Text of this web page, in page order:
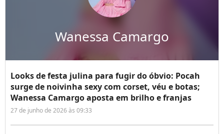
Wanessa Camargo
Looks de festa julina para fugir do óbvio: Pocah
surge de noivinha sexy com corset, véu e botas;
Wanessa Camargo aposta em brilho e franjas
27 de junho de 2026 às 09:33